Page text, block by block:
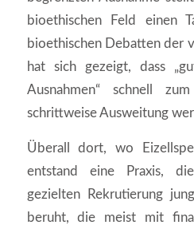
bioethischen Feld einen
bioethischen Debatten der
hat sich gezeigt, dass
Ausnahmen“ schnell
schrittweise Ausweitung
Überall dort, wo
entstand eine Praxis,
gezielten Rekrutierung
beruht, die meist mit